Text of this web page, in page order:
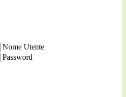
Nome Utente
Password